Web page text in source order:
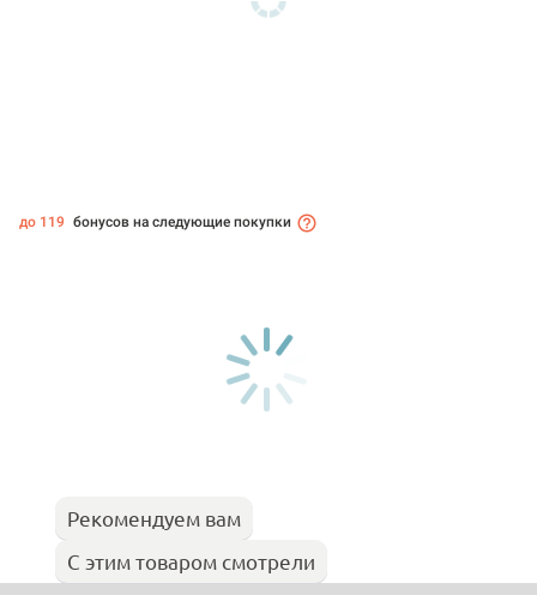
до 119 бонусов на следующие покупки
Рекомендуем вам
С этим товаром смотрели